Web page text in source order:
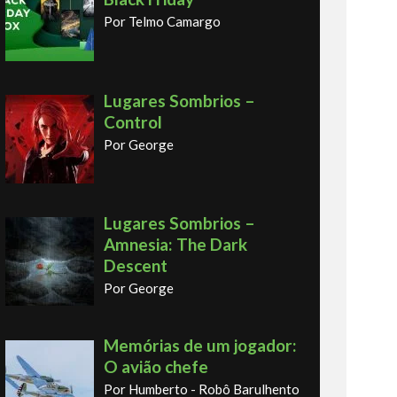
Por Telmo Camargo
Lugares Sombrios –
Control
Por George
Lugares Sombrios –
Amnesia: The Dark
Descent
Por George
Memórias de um jogador:
O avião chefe
Por Humberto - Robô Barulhento